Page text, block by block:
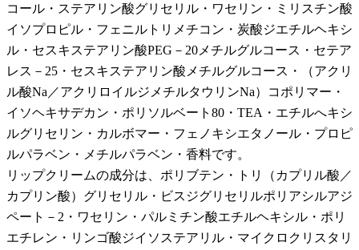
コール・ステアリン酸グリセリル・ワセリン・ミリスチン酸
イソプロピル・フェニルトリメチコン・炭酸ジエチルヘキシ
ル・セスキステアリン酸PEG－20メチルグルコース・セテア
レス－25・セスキステアリン酸メチルグルコース・（アクリ
ル酸Na／アクリロイルジメチルタウリンNa）コポリマー・
イソヘキサデカン・ポリソルベート80・TEA・エチルへキシ
ルグリセリン・カルボマー・フェノキシエタノール・プロピ
ルパラベン・メチルパラベン・香料です。
リップクリームの成分は、ポリブテン・トリ（カプリル酸／
カプリン酸）グリセリル・ビスジグリセリルポリアシルアジ
ペート－2・ワセリン・パルミチン酸エチルヘキシル・ポリ
エチレン・リンゴ酸ジイソステアリル・マイクロクリスタリ